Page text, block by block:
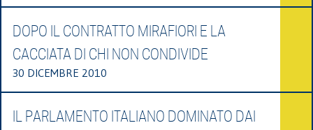
DOPO IL CONTRATTO MIRAFIORI E LA
CACCIATA DI CHI NON CONDIVIDE
30 DICEMBRE 2010
IL PARLAMENTO ITALIANO DOMINATO DAI